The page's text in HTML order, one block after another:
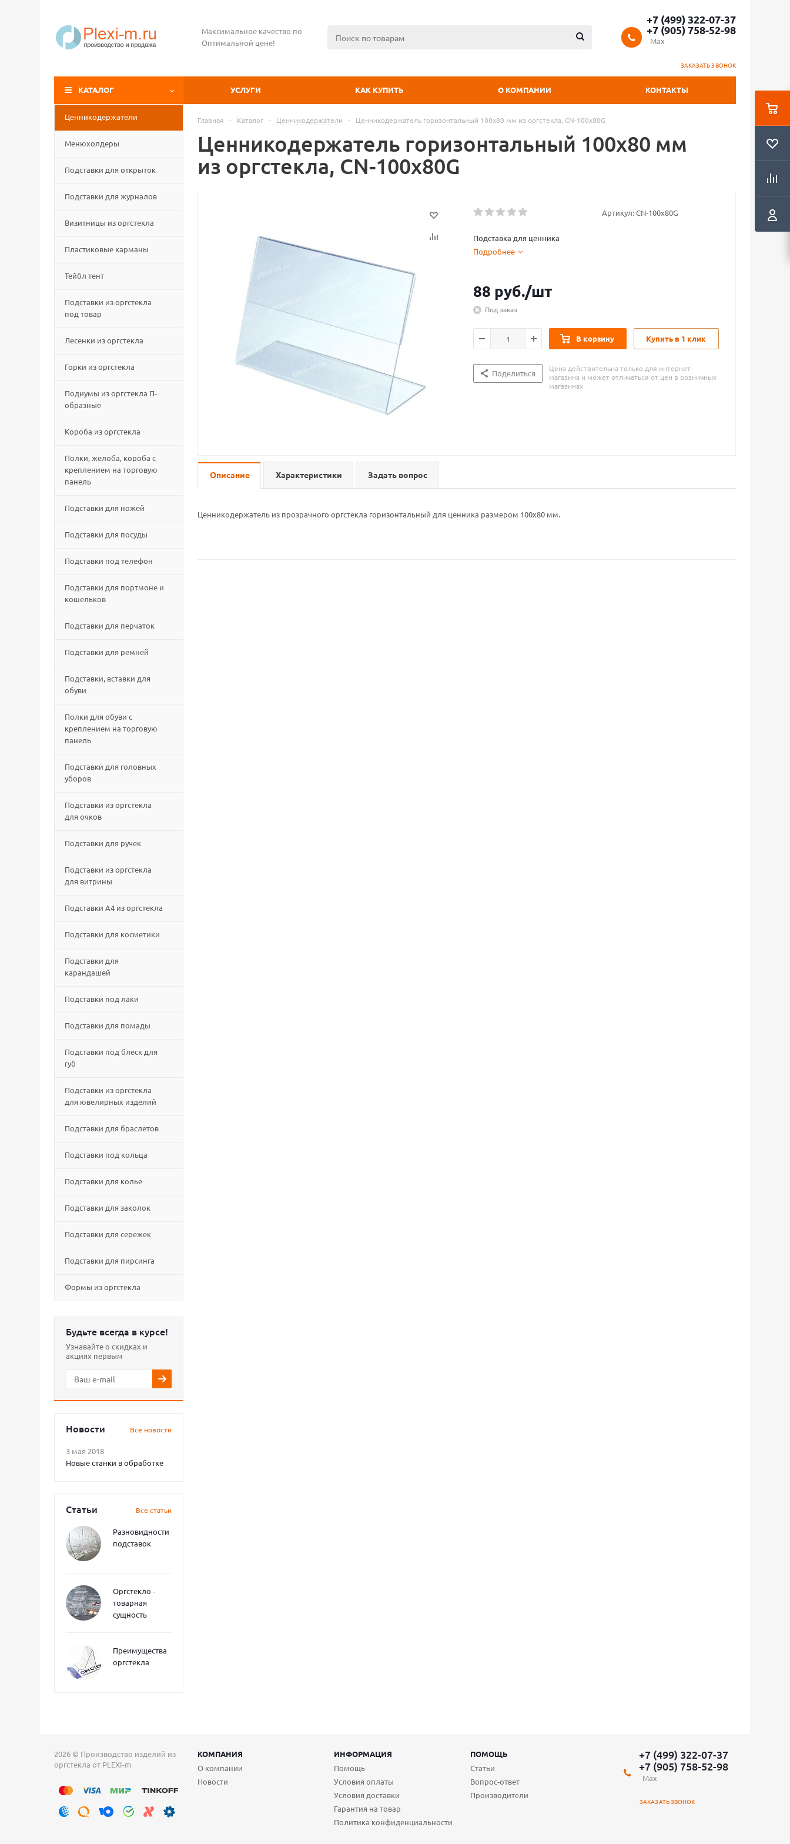
Максимальное качество по
Оптимальной цене!
+7 (499) 322-07-37
+7 (905) 758-52-98
Max
ЗАКАЗАТЬ ЗВОНОК
КАТАЛОГ УСЛУГИ КАК КУПИТЬ О КОМПАНИИ КОНТАКТЫ
Ценникодержатели
Менюхолдеры
Подставки для открыток
Подставки для журналов
Визитницы из оргстекла
Пластиковые карманы
Тейбл тент
Подставки из оргстекла
под товар
Лесенки из оргстекла
Горки из оргстекла
Подиумы из оргстекла П-
образные
Короба из оргстекла
Полки, желоба, короба с
креплением на торговую
панель
Подставки для ножей
Подставки для посуды
Подставки под телефон
Подставки для портмоне и
кошельков
Подставки для перчаток
Подставки для ремней
Подставки, вставки для
обуви
Полки для обуви с
креплением на торговую
панель
Подставки для головных
уборов
Подставки из оргстекла
для очков
Подставки для ручек
Подставки из оргстекла
для витрины
Подставки А4 из оргстекла
Подставки для косметики
Подставки для
карандашей
Подставки под лаки
Подставки для помады
Подставки под блеск для
губ
Подставки из оргстекла
для ювелирных изделий
Подставки для браслетов
Подставки под кольца
Подставки для колье
Подставки для заколок
Подставки для сережек
Подставки для пирсинга
Формы из оргстекла
Будьте всегда в курсе!
Узнавайте о скидках и
акциях первым
Новости Все новости
3 мая 2018
Новые станки в обработке
Статьи Все статьи
Разновидности
подставок
Оргстекло -
товарная
сущность
Преимущества
оргстекла
Главная - Каталог - Ценникодержатели - Ценникодержатель горизонтальный 100х80 мм из оргстекла, CN-100x80G
Ценникодержатель горизонтальный 100х80 мм
из оргстекла, CN-100x80G
Артикул: CN-100x80G
Подставка для ценника
Подробнее
88 руб./шт
Под заказ
В корзину Купить в 1 клик
Поделиться
Цена действительна только для интернет-
магазина и может отличаться от цен в розничных
магазинах
Описание Характеристики Задать вопрос
Ценникодержатель из прозрачного оргстекла горизонтальный для ценника размером 100х80 мм.
2026 © Производство изделий из
оргстекла от PLEXI-m
КОМПАНИЯ ИНФОРМАЦИЯ
ПОМОЩЬ
О компании
Новости
Помощь
Условия оплаты
Условия доставки
Гарантия на товар
Политика конфиденциальности
Статьи
Вопрос-ответ
Производители
+7 (499) 322-07-37
+7 (905) 758-52-98
Max
ЗАКАЗАТЬ ЗВОНОК